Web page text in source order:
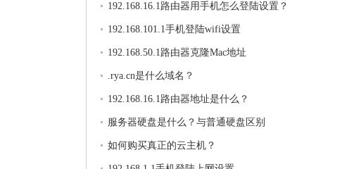
192.168.16.1路由器用手机怎么登陆设置？
192.168.101.1手机登陆wifi设置
192.168.50.1路由器克隆Mac地址
.rya.cn是什么域名？
192.168.16.1路由器地址是什么？
服务器硬盘是什么？与普通硬盘区别
如何购买真正的云主机？